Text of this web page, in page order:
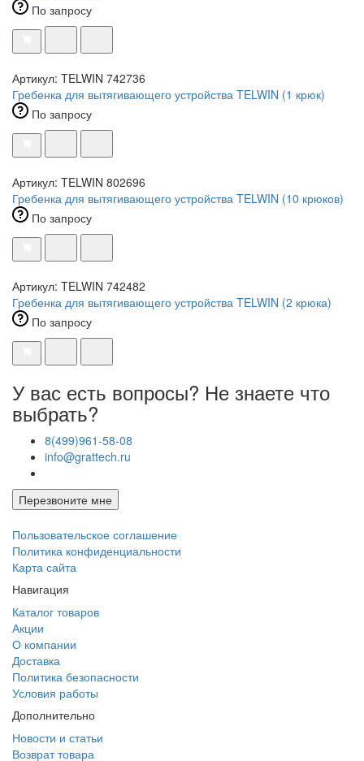
По запросу
Артикул: TELWIN 742736
Гребенка для вытягивающего устройства TELWIN (1 крюк)
По запросу
Артикул: TELWIN 802696
Гребенка для вытягивающего устройства TELWIN (10 крюков)
По запросу
Артикул: TELWIN 742482
Гребенка для вытягивающего устройства TELWIN (2 крюка)
По запросу
У вас есть вопросы? Не знаете что
выбрать?
8(499)961-58-08
info@grattech.ru
Перезвоните мне
Пользовательское соглашение
Политика конфиденциальности
Карта сайта
Навигация
Каталог товаров
Акции
О компании
Доставка
Политика безопасности
Условия работы
Дополнительно
Новости и статьи
Возврат товара